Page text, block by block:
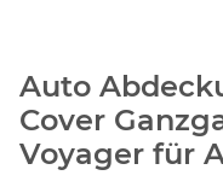
Auto
Cover
Voyager für